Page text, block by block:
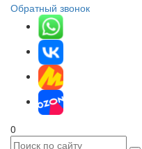
Обратный звонок
0